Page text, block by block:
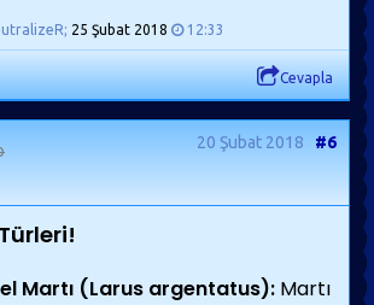
25 Şubat 2018 12:33
Cevapla
20 Şubat 2018 #6
Martı (Larus argentatus): Martı